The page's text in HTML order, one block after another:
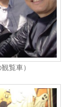
覧車）